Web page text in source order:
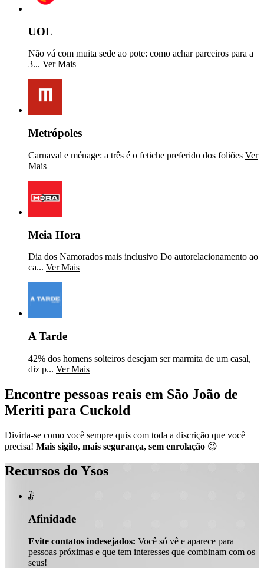
UOL
Não vá com muita sede ao pote: como achar parceiros para a
3... Ver Mais
Metrópoles
Carnaval e ménage: a três é o fetiche preferido dos foliões Ver
Mais
Meia Hora
Dia dos Namorados mais inclusivo Do autorelacionamento ao
ca... Ver Mais
A Tarde
42% dos homens solteiros desejam ser marmita de um casal,
diz p... Ver Mais
Encontre pessoas reais em São João de
Meriti para Cuckold
Divirta-se como você sempre quis com toda a discrição que você
precisa! Mais sigilo, mais segurança, sem enrolação 😉
Recursos do Ysos

Afinidade
Evite contatos indesejados: Você só vê e aparece para
pessoas próximas e que tem interesses que combinam com os
seus!